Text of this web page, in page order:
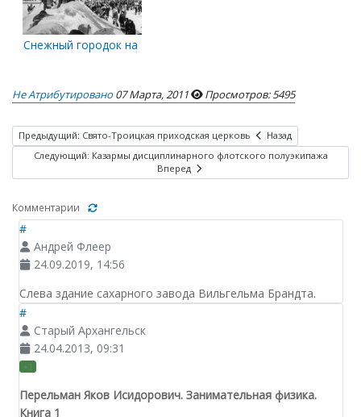
Снежный городок на Набережной
Не Атрибутировано 07 Марта, 2011 Просмотров: 5495
Предыдущий: Свято-Троицкая приходская церковь
Назад
Следующий: Казармы дисциплинарного флотского полуэкипажа
Вперед
Комментарии
#
Андрей Флеер
24.09.2019, 14:56
Слева здание сахарного завода Вильгельма Брандта.
#
Старый Архангельск
24.04.2013, 09:31
+1
Перельман Яков Исидорович. Занимательная физика.
Книга 1